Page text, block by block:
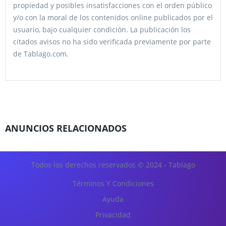
propiedad y posibles insatisfacciones con el orden público
y/o con la moral de los contenidos online publicados por el
usuario, bajo cualquier condición. La publicación los
citados avisos no ha sido verificada previamente por parte
de Tablago.com.
ANUNCIOS RELACIONADOS
Todos los derechos reservados © 2024 - Tablago
Términos Y Condiciones
Ayuda
Privacidad